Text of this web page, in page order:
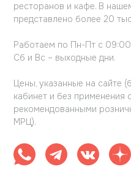
ресторанов и кафе. В
представлено более 20
Работаем по Пн-Пт с 09:00
Сб и Вс – выходные дни.
Цены, указанные на сайте
кабинет и без применения
рекомендованными
МРЦ).